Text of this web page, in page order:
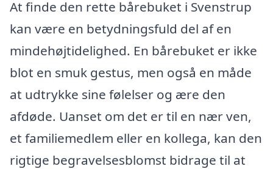
At finde den rette bårebuket i Svenstrup
kan være en betydningsfuld del af en
mindehøjtidelighed. En bårebuket er ikke
blot en smuk gestus, men også en måde
at udtrykke sine følelser og ære den
afdøde. Uanset om det er til en nær ven,
et familiemedlem eller en kollega, kan den
rigtige begravelsesblomst bidrage til at